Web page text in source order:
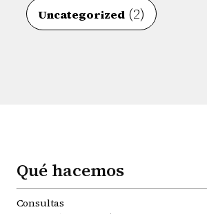
Uncategorized (2)
Qué hacemos
Consultas